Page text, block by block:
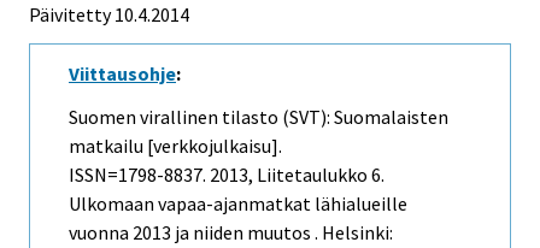
Päivitetty 10.4.2014
Viittausohje:
Suomen virallinen tilasto (SVT): Suomalaisten
matkailu [verkkojulkaisu].
ISSN=1798-8837. 2013, Liitetaulukko 6.
Ulkomaan vapaa-ajanmatkat lähialueille
vuonna 2013 ja niiden muutos . Helsinki: